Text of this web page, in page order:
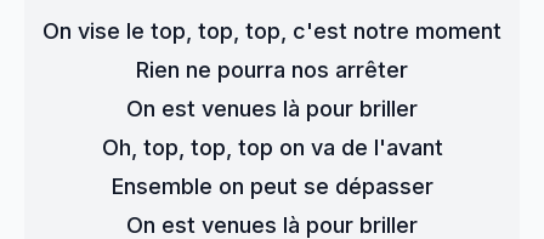
On vise le top, top, top, c'est notre moment
Rien ne pourra nos arrêter
On est venues là pour briller
Oh, top, top, top on va de l'avant
Ensemble on peut se dépasser
On est venues là pour briller